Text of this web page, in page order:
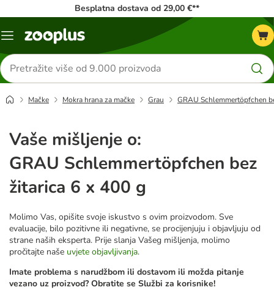
Besplatna dostava od 29,00 €**
Izbornik
Traži
proizvode
Mačke Mokra hrana za mačke Grau GRAU Schlemmertöpfchen
Vaše mišljenje o:
GRAU Schlemmertöpfchen bez
žitarica 6 x 400 g
Molimo Vas, opišite svoje iskustvo s ovim proizvodom. Sve
evaluacije, bilo pozitivne ili negativne, se procijenjuju i objavljuju od
strane naših eksperta. Prije slanja Vašeg mišljenja, molimo
pročitajte naše uvjete objavljivanja.
Imate problema s narudžbom ili dostavom ili možda pitanje
vezano uz proizvod? Obratite se Službi za korisnike!